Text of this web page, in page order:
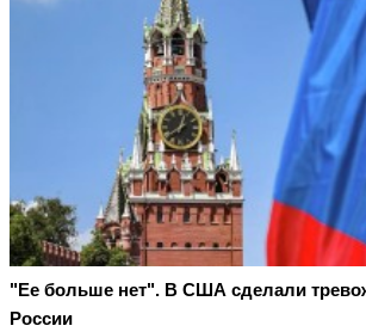
"Ее больше нет". В США сделали
России